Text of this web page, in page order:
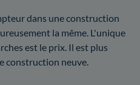
dans une construction
la même. L'unique
est le prix. Il est plus
construction neuve.